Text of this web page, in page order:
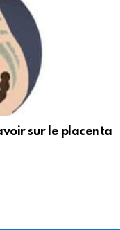
sur le placenta